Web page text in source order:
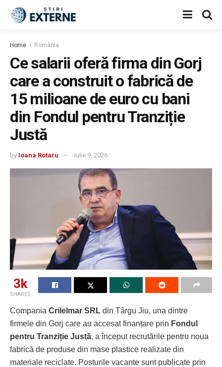
Home România
Ce salarii oferă firma din Gorj
care a construit o fabrică de
15 milioane de euro cu bani
din Fondul pentru Tranziție
Justă
by Ioana Rotaru iulie 9, 2026
3k
SHARES
Compania Crilelmar SRL din Târgu Jiu, una dintre
firmele din Gorj care au accesat finanțare prin Fondul
pentru Tranziție Justă, a început recrutările pentru noua
fabrică de produse din mase plastice realizate din
materiale reciclate. Posturile vacante sunt publicate prin